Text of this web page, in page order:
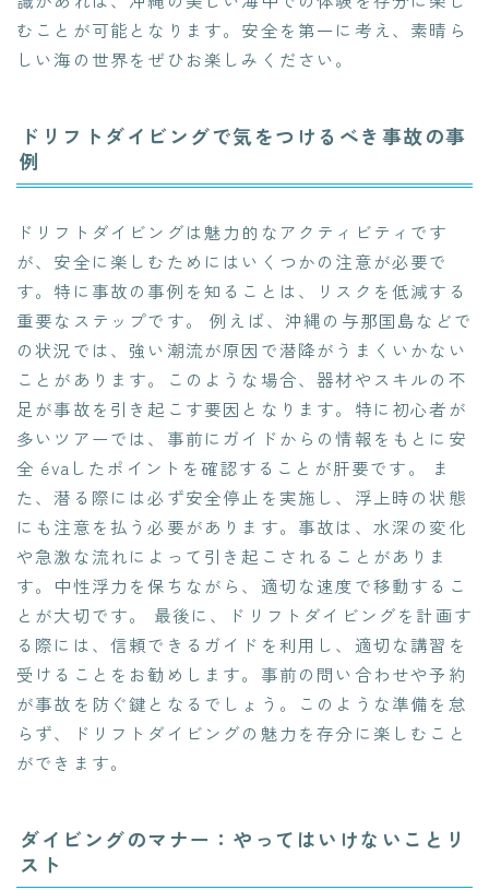
むことが可能となります。安全を第一に考え、素晴ら
しい海の世界をぜひお楽しみください。
ドリフトダイビングで気をつけるべき事故の事
例
ドリフトダイビングは魅力的なアクティビティです
が、安全に楽しむためにはいくつかの注意が必要で
す。特に事故の事例を知ることは、リスクを低減する
重要なステップです。 例えば、沖縄の与那国島などで
の状況では、強い潮流が原因で潜降がうまくいかない
ことがあります。このような場合、器材やスキルの不
足が事故を引き起こす要因となります。特に初心者が
多いツアーでは、事前にガイドからの情報をもとに安
全 évaしたポイントを確認することが肝要です。 ま
た、潜る際には必ず安全停止を実施し、浮上時の状態
にも注意を払う必要があります。事故は、水深の変化
や急激な流れによって引き起こされることがありま
す。中性浮力を保ちながら、適切な速度で移動するこ
とが大切です。 最後に、ドリフトダイビングを計画す
る際には、信頼できるガイドを利用し、適切な講習を
受けることをお勧めします。事前の問い合わせや予約
が事故を防ぐ鍵となるでしょう。このような準備を怠
らず、ドリフトダイビングの魅力を存分に楽しむこと
ができます。
ダイビングのマナー：やってはいけないことリ
スト